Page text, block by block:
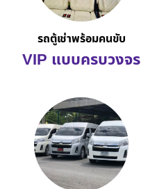
รถตู้เช่าพร้อมคนขับ
VIP แบบครบวงจร